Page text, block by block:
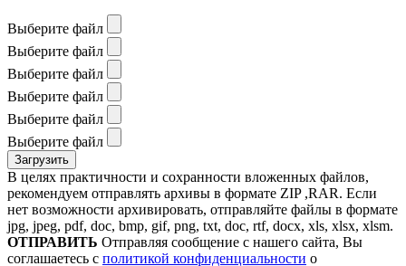
Выберите файл
Выберите файл
Выберите файл
Выберите файл
Выберите файл
Выберите файл
В целях практичности и сохранности вложенных файлов,
рекомендуем отправлять архивы в формате ZIP ,RAR. Если
нет возможности архивировать, отправляйте файлы в формате
jpg, jpeg, pdf, doc, bmp, gif, png, txt, doc, rtf, docx, xls, xlsx, xlsm.
ОТПРАВИТЬ Отправляя сообщение с нашего сайта, Вы
соглашаетесь с политикой конфиденциальности о